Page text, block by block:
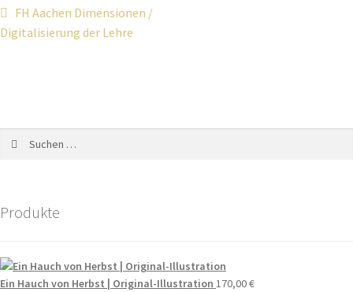
Beitragsnavigation
Vorheriger
Beitrag:
FH Aachen Dimensionen /
Digitalisierung der Lehre
Produkte
Ein Hauch von Herbst | Original-Illustration 170,00€